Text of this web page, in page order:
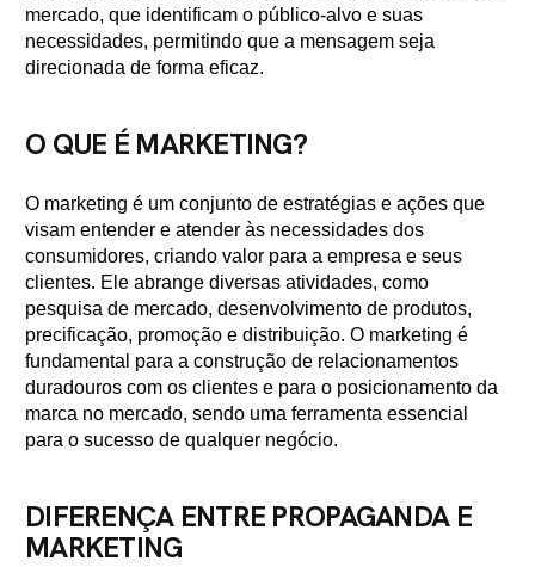
mercado, que identificam o público-alvo e suas
necessidades, permitindo que a mensagem seja
direcionada de forma eficaz.
O QUE É MARKETING?
O marketing é um conjunto de estratégias e ações que
visam entender e atender às necessidades dos
consumidores, criando valor para a empresa e seus
clientes. Ele abrange diversas atividades, como
pesquisa de mercado, desenvolvimento de produtos,
precificação, promoção e distribuição. O marketing é
fundamental para a construção de relacionamentos
duradouros com os clientes e para o posicionamento da
marca no mercado, sendo uma ferramenta essencial
para o sucesso de qualquer negócio.
DIFERENÇA ENTRE PROPAGANDA E
MARKETING